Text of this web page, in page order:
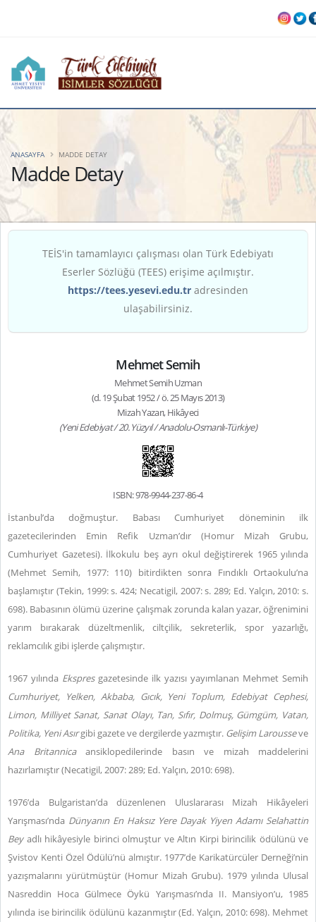
Madde Detay
ANASAYFA MADDE DETAY
TEİS'in tamamlayıcı çalışması olan Türk Edebiyatı
Eserler Sözlüğü (TEES) erişime açılmıştır.
https://tees.yesevi.edu.tr adresinden
ulaşabilirsiniz.
Mehmet Semih
Mehmet Semih Uzman
(d. 19 Şubat 1952 / ö. 25 Mayıs 2013)
Mizah Yazarı, Hikâyeci
(Yeni Edebiyat / 20. Yüzyıl / Anadolu-Osmanlı-Türkiye)
ISBN: 978-9944-237-86-4
İstanbul’da doğmuştur. Babası Cumhuriyet döneminin ilk
gazetecilerinden Emin Refik Uzman’dır (Homur Mizah Grubu,
Cumhuriyet Gazetesi). İlkokulu beş ayrı okul değiştirerek 1965 yılında
(Mehmet Semih, 1977: 110) bitirdikten sonra Fındıklı Ortaokulu’na
başlamıştır (Tekin, 1999: s. 424; Necatigil, 2007: s. 289; Ed. Yalçın, 2010: s.
698). Babasının ölümü üzerine çalışmak zorunda kalan yazar, öğrenimini
yarım bırakarak düzeltmenlik, ciltçilik, sekreterlik, spor yazarlığı,
reklamcılık gibi işlerde çalışmıştır.
1967 yılında Ekspres gazetesinde ilk yazısı yayımlanan Mehmet Semih
Cumhuriyet, Yelken, Akbaba, Gıcık, Yeni Toplum, Edebiyat Cephesi,
Limon, Milliyet Sanat, Sanat Olayı, Tan, Sıfır, Dolmuş, Gümgüm, Vatan,
Politika, Yeni Asırgibi gazete ve dergilerde yazmıştır. Gelişim Larousseve
Ana Britannicaansiklopedilerinde basın ve mizah maddelerini
hazırlamıştır (Necatigil, 2007: 289; Ed. Yalçın, 2010: 698).
1976’da Bulgaristan’da düzenlenen Uluslararası Mizah Hikâyeleri
Yarışması’nda Dünyanın En Haksız Yere Dayak Yiyen Adamı Selahattin
Beyadlı hikâyesiyle birinci olmuştur ve Altın Kirpi birincilik ödülünü ve
Şvistov Kenti Özel Ödülü’nü almıştır. 1977’de Karikatürcüler Derneği’nin
yazışmalarını yürütmüştür (Homur Mizah Grubu). 1979 yılında Ulusal
Nasreddin Hoca Gülmece Öykü Yarışması’nda II. Mansiyon’u, 1985
yılında ise birincilik ödülünü kazanmıştır (Ed. Yalçın, 2010: 698). Mehmet